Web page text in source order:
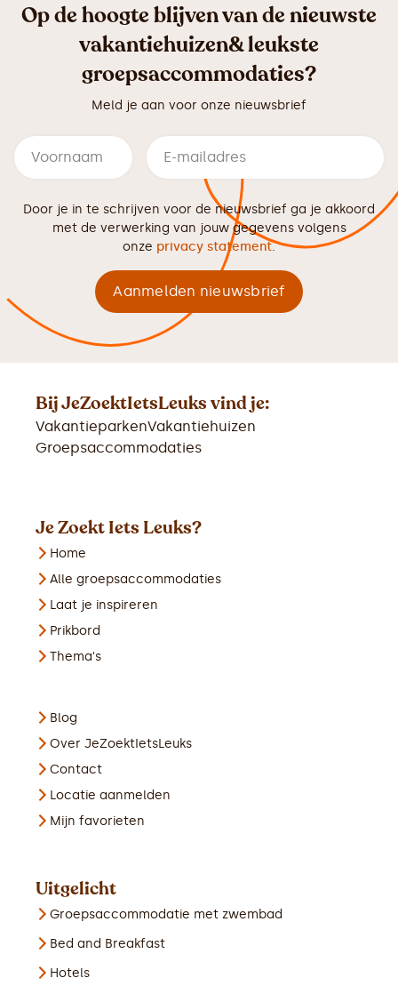
Op de hoogte blijven van de nieuwste
vakantiehuizen& leukste
groepsaccommodaties?
Meld je aan voor onze nieuwsbrief
Door je in te schrijven voor de nieuwsbrief ga je akkoord
met de verwerking van jouw gegevens volgens
onze privacy statement.
Bij JeZoektIetsLeuks vind je:
VakantieparkenVakantiehuizen
Groepsaccommodaties
Je Zoekt Iets Leuks?
Home
Alle groepsaccommodaties
Laat je inspireren
Prikbord
Thema's
Blog
Over JeZoektIetsLeuks
Contact
Locatie aanmelden
Mijn favorieten
Uitgelicht
Groepsaccommodatie met zwembad
Bed and Breakfast
Hotels